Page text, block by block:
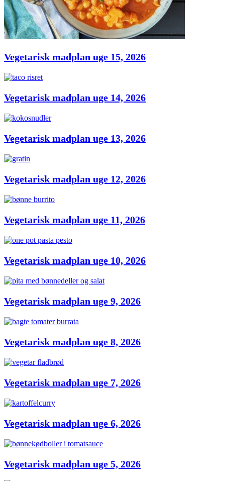
Vegetarisk madplan uge 15, 2026
Vegetarisk madplan uge 14, 2026
Vegetarisk madplan uge 13, 2026
Vegetarisk madplan uge 12, 2026
Vegetarisk madplan uge 11, 2026
Vegetarisk madplan uge 10, 2026
Vegetarisk madplan uge 9, 2026
Vegetarisk madplan uge 8, 2026
Vegetarisk madplan uge 7, 2026
Vegetarisk madplan uge 6, 2026
Vegetarisk madplan uge 5, 2026